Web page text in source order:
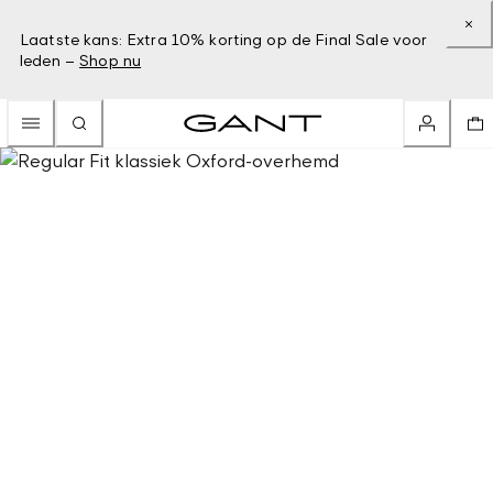
Laatste kans: Extra 10% korting op de Final Sale voor
leden – Shop nu